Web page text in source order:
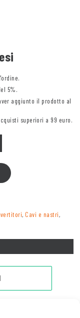
5%.
aggiunto il prodotto al
superiori a 99 euro.
, Cavi e nastri,